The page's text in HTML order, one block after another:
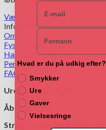
Vælg muligheder
Dette
vare
har
flere
varianter.
Mulighederne
vælges
varesiden
Information
Om Os
Fysiske Butikker
Handelsbetingelser
Persondatapolitik
FAQ
Ure Guld Sølv Butikker
Åbningstider:
Strøgets Ure Guld Sølv:
E-mail
Navn
Hvad er du på udkig efter?
Smykker
Ure
Gaver
Vielsesringe